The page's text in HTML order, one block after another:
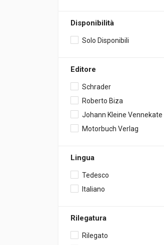
Disponibilità
Solo Disponibili
Editore
Schrader
Roberto Biza
Johann Kleine Vennekate
Motorbuch Verlag
Lingua
Tedesco
Italiano
Rilegatura
Rilegato